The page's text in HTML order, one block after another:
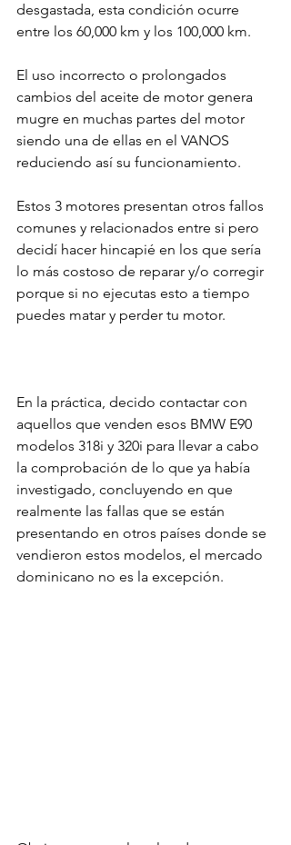
desgastada, esta condición ocurre
entre los 60,000 km y los 100,000 km.
El uso incorrecto o prolongados
cambios del aceite de motor genera
mugre en muchas partes del motor
siendo una de ellas en el VANOS
reduciendo así su funcionamiento.
Estos 3 motores presentan otros fallos
comunes y relacionados entre si pero
decidí hacer hincapié en los que sería
lo más costoso de reparar y/o corregir
porque si no ejecutas esto a tiempo
puedes matar y perder tu motor.
En la práctica, decido contactar con
aquellos que venden esos BMW E90
modelos 318i y 320i para llevar a cabo
la comprobación de lo que ya había
investigado, concluyendo en que
realmente las fallas que se están
presentando en otros países donde se
vendieron estos modelos, el mercado
dominicano no es la excepción.